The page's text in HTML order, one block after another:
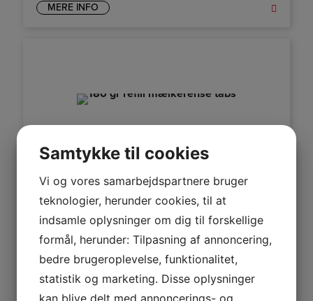
MERE INFO
JURA MÆLKERENS MINI TABS REFILL 180G
127,20 DKK
EKSKL. MOMS
159,00DKK INKL. MOMS
Samtykke til cookies
Vi og vores samarbejdspartnere bruger
teknologier, herunder cookies, til at
indsamle oplysninger om dig til forskellige
formål, herunder: Tilpasning af annoncering,
bedre brugeroplevelse, funktionalitet,
statistik og marketing. Disse oplysninger
kan blive delt med annoncerings- og